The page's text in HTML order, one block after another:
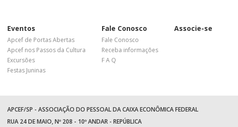
Eventos
Apcef de Portas Abertas
Apcef nos Passos da Cultura
Excursões
Festas Juninas
Fale Conosco
Fale Conosco
Receba informações
F A Q
Associe-se
APCEF/SP - ASSOCIAÇÃO DO PESSOAL DA CAIXA ECONÔMICA FEDERAL
RUA 24 DE MAIO, Nº 208 - 10º ANDAR - REPÚBLICA